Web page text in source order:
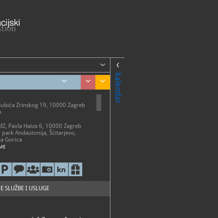
kalendar
Zrinskog 19, 10000 Zagreb
Pavla Hatza 6, 10000 Zagreb
park Andautonija, Šćitarjevo,
Gorica
h
13 h
državnim
i neradnim danima
SLUŽBE I USLUGE